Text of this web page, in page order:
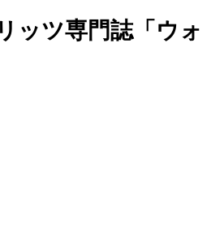
ッツ専門誌「ウォ